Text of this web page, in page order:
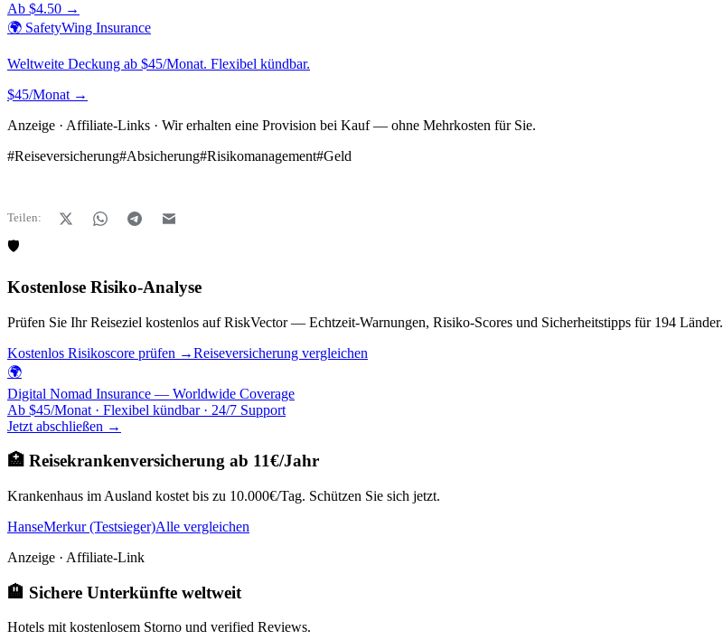
Ab $4.50 →
🌍 SafetyWing Insurance
Weltweite Deckung ab $45/Monat. Flexibel kündbar.
$45/Monat →
Anzeige · Affiliate-Links · Wir erhalten eine Provision bei Kauf — ohne Mehrkosten für Sie.
#Reiseversicherung#Absicherung#Risikomanagement#Geld
Teilen:
🛡️
Kostenlose Risiko-Analyse
Prüfen Sie Ihr Reiseziel kostenlos auf RiskVector — Echtzeit-Warnungen, Risiko-Scores und Sicherheitstipps für 194 Länder.
Kostenlos Risikoscore prüfen →Reiseversicherung vergleichen
🌍
Digital Nomad Insurance — Worldwide Coverage
Ab $45/Monat · Flexibel kündbar · 24/7 Support
Jetzt abschließen →
🏥 Reisekrankenversicherung ab 11€/Jahr
Krankenhaus im Ausland kostet bis zu 10.000€/Tag. Schützen Sie sich jetzt.
HanseMerkur (Testsieger)Alle vergleichen
Anzeige · Affiliate-Link
🏨 Sichere Unterkünfte weltweit
Hotels mit kostenlosem Storno und verified Reviews.